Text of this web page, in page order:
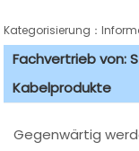
Kategorisierung：
Fachvertrieb von:
Kabelprodukte
Gegenwärtig